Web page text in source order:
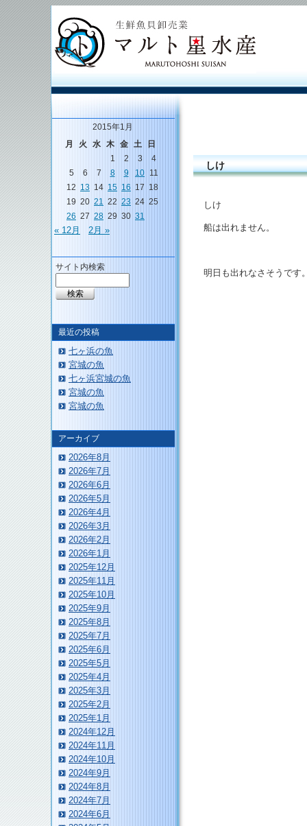
しけ
しけ
船は出れません。
明日も出れなさそうです
2015年1月
月
火 水 木 金 土
日
1
2 3
4
5
6 7 8 9 10 11
12 13 14 15 16 17 18
19 20 21 22 23 24 25
26 27 28 29 30 31
« 12月 2月 »
サイト内検索
最近の投稿
七ヶ浜の魚
宮城の魚
七ヶ浜宮城の魚
宮城の魚
宮城の魚
アーカイブ
2026年8月
2026年7月
2026年6月
2026年5月
2026年4月
2026年3月
2026年2月
2026年1月
2025年12月
2025年11月
2025年10月
2025年9月
2025年8月
2025年7月
2025年6月
2025年5月
2025年4月
2025年3月
2025年2月
2025年1月
2024年12月
2024年11月
2024年10月
2024年9月
2024年8月
2024年7月
2024年6月